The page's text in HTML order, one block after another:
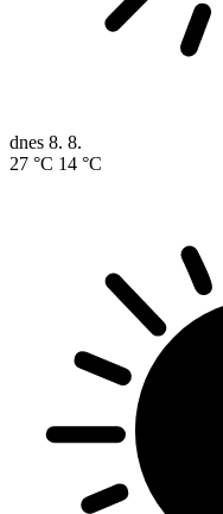
dnes 8. 8.
27 °C 14 °C